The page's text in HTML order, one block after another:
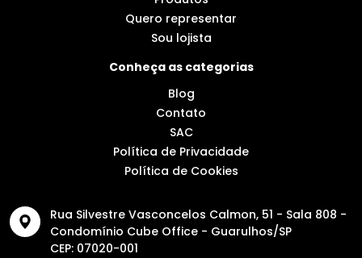
Quero representar
Sou lojista
Conheça as categorias
Blog
Contato
SAC
Política de Privacidade
Política de Cookies
Rua Silvestre Vasconcelos Calmon, 51 - Sala 808 -
Condomínio Cube Office - Guarulhos/SP
CEP: 07020-001